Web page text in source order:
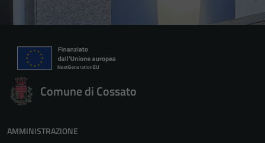
Comune di Cossato
AMMINISTRAZIONE